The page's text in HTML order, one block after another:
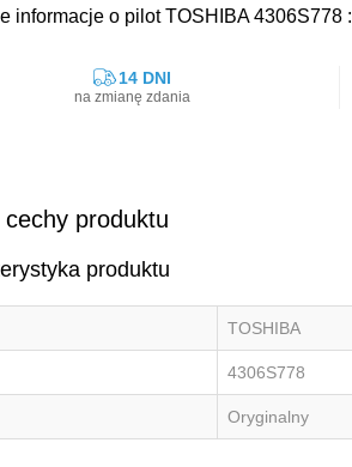
informacje o pilot TOSHIBA 4306S778 :
14 DNI
na zmianę zdania
cechy produktu
produktu
TOSHIBA
4306S778
Oryginalny